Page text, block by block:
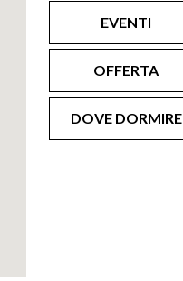
il detto
solo
di colorare
e bolliti. Non a
senapata (e
EVENTI
OFFERTA
DOVE DORMIRE